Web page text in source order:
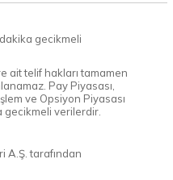
gecikmeli
ait telif hakları tamamen
Pay Piyasası,
ve Opsiyon Piyasası
gecikmeli verilerdir.
A.Ş. tarafından